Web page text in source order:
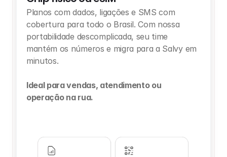
Planos com dados, ligações e SMS com
cobertura para todo o Brasil. Com nossa
portabilidade descomplicada, seu time
mantém os números e migra para a Salvy em
minutos.
Ideal para vendas, atendimento ou
operação na rua.